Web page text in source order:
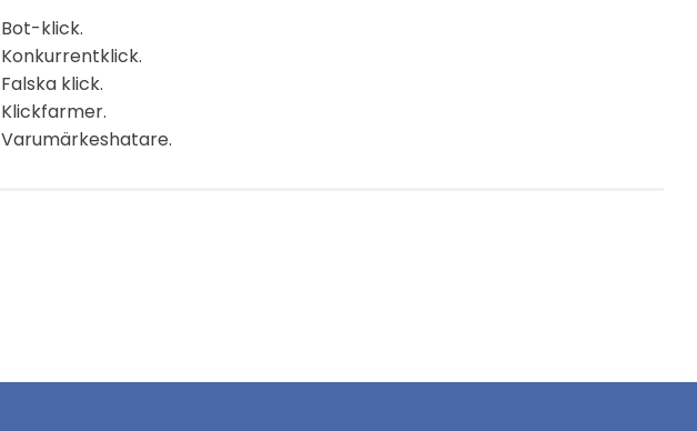
Bot-klick.
Konkurrentklick.
Falska klick.
Klickfarmer.
Varumärkeshatare.